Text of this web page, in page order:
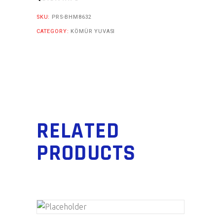
SKU: PRS-BHM8632
CATEGORY: KÖMÜR YUVASI
RELATED
PRODUCTS